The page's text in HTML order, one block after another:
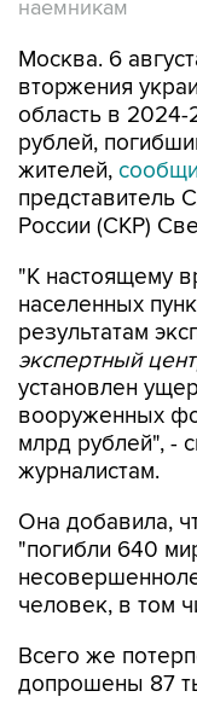
наемникам
Москва. 6
вторжения
область в
рублей,
жителей,
представитель
России (СКР)
"К настоящему
населенных
результатам
экспертный
установлен
вооруженных
млрд рублей", -
журналистам.
Она добавила,
"погибли 640
человек, в том
Всего же
допрошены 87